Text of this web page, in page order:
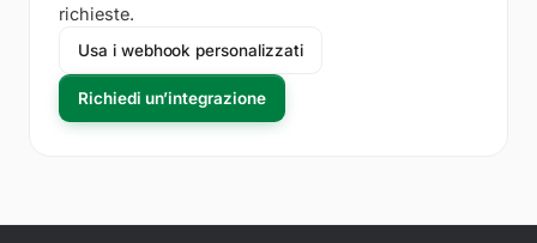
richieste.
Usa i webhook personalizzati
Richiedi un’integrazione